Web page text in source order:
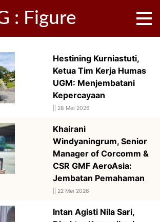
: Figure
Hestining Kurniastuti,
Ketua Tim Kerja Humas
UGM: Menjembatani
Kepercayaan
28 Mei 2026
Khairani
Windyaningrum, Senior
Manager of Corcomm &
CSR GMF AeroAsia:
Jembatan Pemahaman
22 Mei 2026
Intan Agisti Nila Sari,